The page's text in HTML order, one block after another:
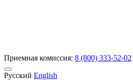
Приемная комиссия: 8 (800) 333-52-02
Русский English